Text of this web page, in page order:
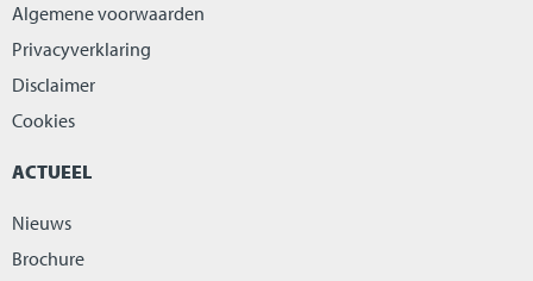
Algemene voorwaarden
Privacyverklaring
Disclaimer
Cookies
ACTUEEL
Nieuws
Brochure